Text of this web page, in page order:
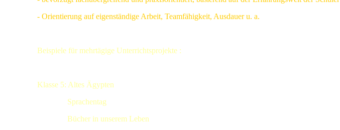
- Orientierung auf eigenständige Arbeit, Teamfähigkeit, Ausdauer u. a.
Beispiele für mehrtägige Unterrichtsprojekte :
Klasse 5: Altes Ägypten
Sprachentag
Bücher in unserem Leben